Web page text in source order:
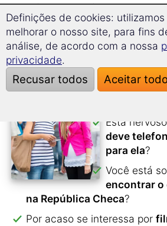
solteiros e solteiras!
alguém na
Checa
e
Está
deve
para ela?
Você está
encontrar o
na República Checa?
Por acaso se interessa por
Definições de cookies:
melhorar o nosso site, para fins
análise, de acordo com a nossa
privacidade.
Recusar todos Aceitar